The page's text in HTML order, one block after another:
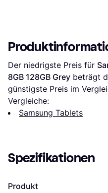
Der niedrigste Preis für
8GB 128GB Grey beträgt
günstigste Preis im
Vergleiche:
Samsung Tablets
Spezifikationen
Produkt